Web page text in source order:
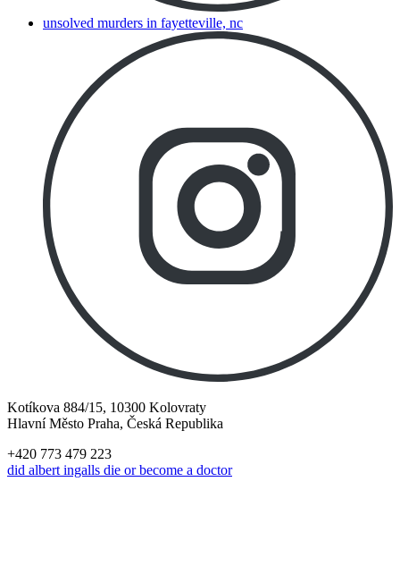
unsolved murders in fayetteville, nc
Kotíkova 884/15, 10300 Kolovraty
Hlavní Město Praha, Česká Republika
+420 773 479 223
did albert ingalls die or become a doctor